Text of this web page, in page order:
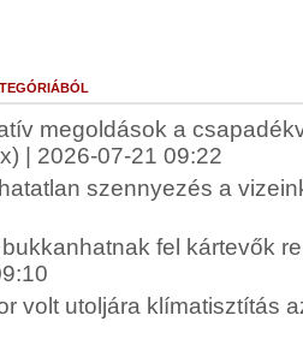
megoldások a
| 2026-07-21 09:22
szennyezés a
fel kártevők
volt utoljára klímatisztítás